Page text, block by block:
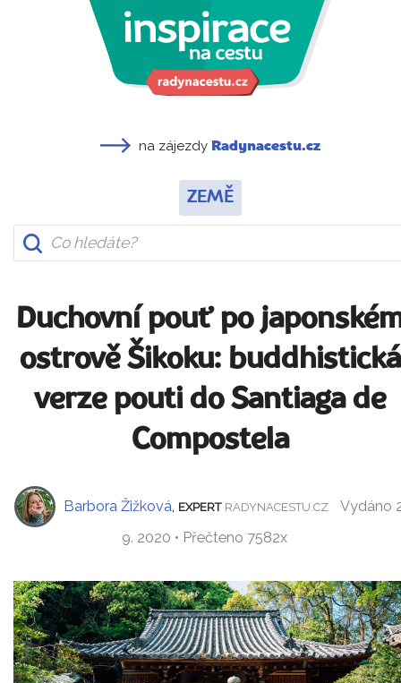
na zájezdy Radynacestu.cz
ZEMĚ
Duchovní pouť po
ostrově Šikoku: buddhistická
verze pouti do Santiaga de
Compostela
Barbora Žižková EXPERT RADYNACESTU.CZ
Vydáno
9. 2020 • Přečteno 7582x